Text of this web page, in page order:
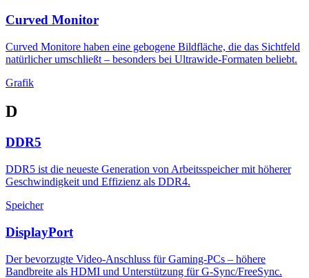
Curved Monitor
Curved Monitore haben eine gebogene Bildfläche, die das Sichtfeld
natürlicher umschließt – besonders bei Ultrawide-Formaten beliebt.
Grafik
D
DDR5
DDR5 ist die neueste Generation von Arbeitsspeicher mit höherer
Geschwindigkeit und Effizienz als DDR4.
Speicher
DisplayPort
Der bevorzugte Video-Anschluss für Gaming-PCs – höhere
Bandbreite als HDMI und Unterstützung für G-Sync/FreeSync.